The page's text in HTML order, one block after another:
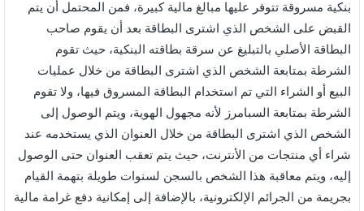
بنكية مسروقة تتوفر عليها مبالغ مالية كبيرة، فمن المحتمل أن يتم
القبض على الشخص الذي اشترى البطاقة بعد أن يقوم صاحب
البطاقة الأصلي بالتبليغ عن سرقة بطاقته البنكية، حيث تقوم
الشرطة بمتابعة الشخص الذي اشترى البطاقة من خلال عمليات
البيع أو الشراء التي تم استخدام البطاقة المسروق فيها، ولا تقوم
الشرطة بمتابعة السبامرز لأنه مجهول الهوية، ويتم الوصول إلى
الشخص الذي اشترى البطاقة من خلال العنوان الذي يستخدمه عند
شراء أي منتجات من الأنترنت، حيث يتم تعقب العنوان حتى الوصول
إليه، ويتم معاقبة هذا الشخص بالسجن لسنوات طويلة بتهمة القيام
بجريمة من الجرائم الإلكترونية، بالإضافة إلى إمكانية دفع غرامة مالية